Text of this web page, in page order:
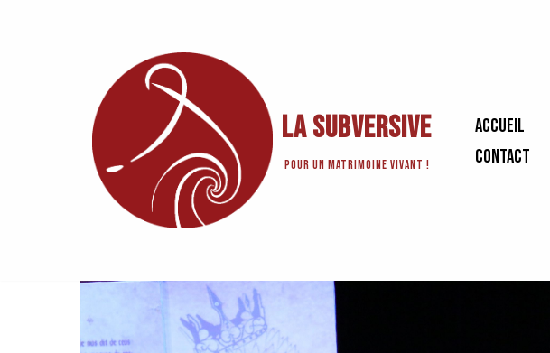
La Subversive
Pour un matrimoine vivant !
Accueil
Contact